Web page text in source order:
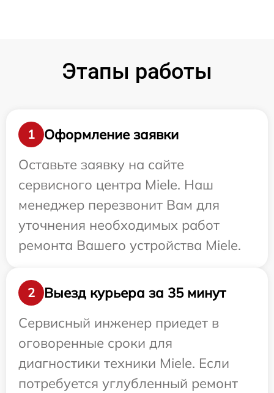
Этапы работы
1
Оформление заявки
Оставьте заявку на сайте
сервисного центра Miele. Наш
менеджер перезвонит Вам для
уточнения необходимых работ
ремонта Вашего устройства Miele.
2
Выезд курьера за 35 минут
Сервисный инженер приедет в
оговоренные сроки для
диагностики техники Miele. Если
потребуется углубленный ремонт